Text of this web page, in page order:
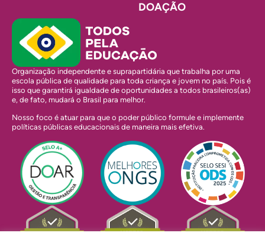
DOAÇÃO
Organização independente e suprapartidária que trabalha por uma
escola pública de qualidade para toda criança e jovem no país. Pois é
isso que garantirá igualdade de oportunidades a todos brasileiros(as)
e, de fato, mudará o Brasil para melhor.
Nosso foco é atuar para que o poder público formule e implemente
políticas públicas educacionais de maneira mais efetiva.